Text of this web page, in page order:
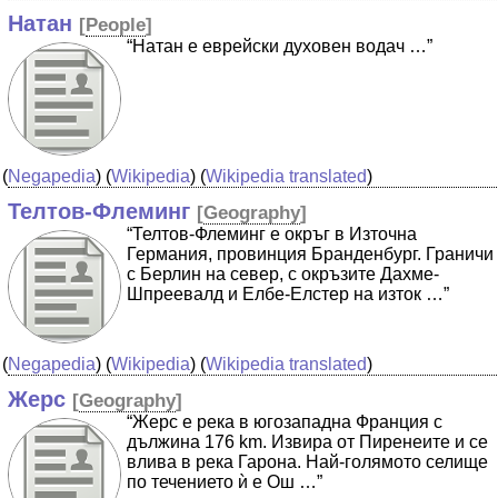
Натан [People]
“Натан е еврейски духовен водач …”
(Negapedia) (Wikipedia) (Wikipedia translated)
Телтов-Флеминг [Geography]
“Телтов-Флеминг е окръг в Източна
Германия, провинция Бранденбург. Граничи
с Берлин на север, с окръзите Дахме-
Шпреевалд и Елбе-Елстер на изток …”
(Negapedia) (Wikipedia) (Wikipedia translated)
Жерс [Geography]
“Жерс е река в югозападна Франция с
дължина 176 km. Извира от Пиренеите и се
влива в река Гарона. Най-голямото селище
по течението ѝ е Ош …”